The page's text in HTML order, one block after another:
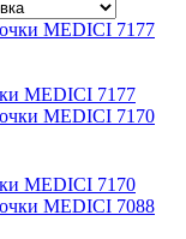
MEDICI 7177
MEDICI 7170